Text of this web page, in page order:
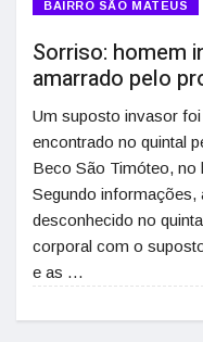
BAIRRO SÃO MATEUS
Sorriso: homem
amarrado pelo
Um suposto invasor
encontrado no quintal
Beco São Timóteo, no
Segundo informações,
desconhecido no
corporal com o
e as …